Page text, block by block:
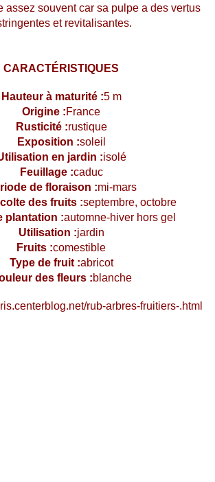
assez souvent car sa pulpe a des vertus
et revitalisantes.
CARACTÉRISTIQUES
Hauteur à maturité :5 m
Origine :France
Rusticité :rustique
Exposition :soleil
en jardin :isolé
Feuillage :caduc
de floraison :mi-mars
des fruits :septembre, octobre
plantation :automne-hiver hors gel
Utilisation :jardin
Fruits :comestible
Type de fruit :abricot
des fleurs :blanche
rub-arbres-fruitiers-.html